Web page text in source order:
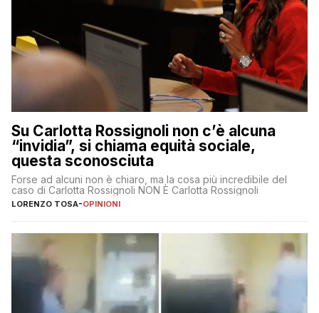
Su Carlotta Rossignoli non c’è alcuna
“invidia”, si chiama equità sociale,
questa sconosciuta
Forse ad alcuni non è chiaro, ma la cosa più incredibile del
caso di Carlotta Rossignoli NON È Carlotta Rossignoli
LORENZO TOSA-OPINIONI